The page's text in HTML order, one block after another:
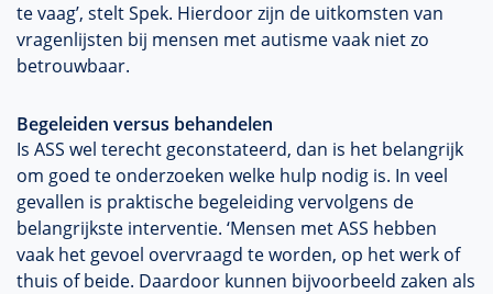
te vaag’, stelt Spek. Hierdoor zijn de uitkomsten van
vragenlijsten bij mensen met autisme vaak niet zo
betrouwbaar.
Begeleiden versus behandelen
Is ASS wel terecht geconstateerd, dan is het belangrijk
om goed te onderzoeken welke hulp nodig is. In veel
gevallen is praktische begeleiding vervolgens de
belangrijkste interventie. ‘Mensen met ASS hebben
vaak het gevoel overvraagd te worden, op het werk of
thuis of beide. Daardoor kunnen bijvoorbeeld zaken als